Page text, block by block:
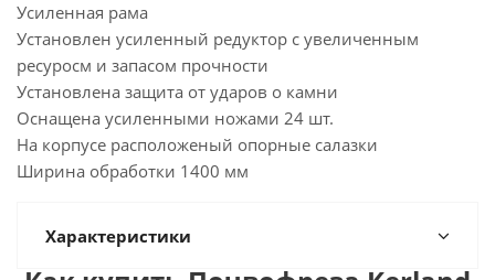
Усиленная рама
Установлен усиленный редуктор с увеличенным
ресуросм и запасом прочности
Установлена защита от ударов о камни
Оснащена усиленными ножами 24 шт.
На корпусе расположеный опорные салазки
Ширина обработки 1400 мм
Характеристики